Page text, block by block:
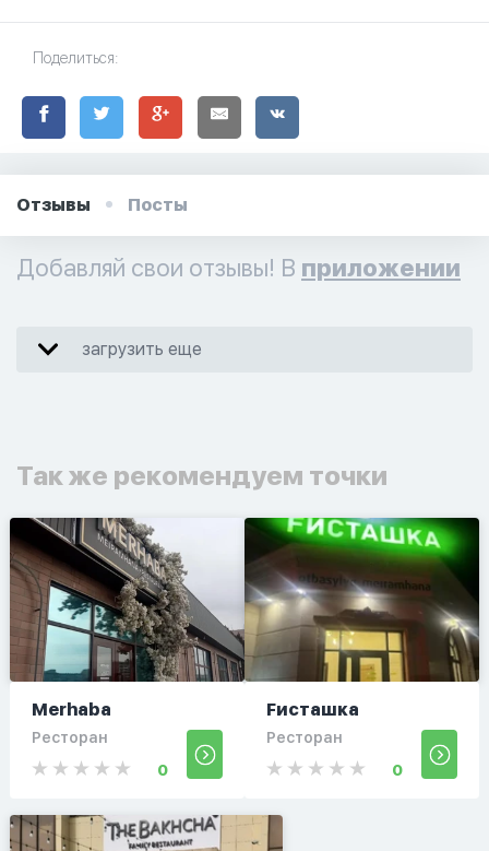
Поделиться:
Отзывы Посты
Добавляй свои отзывы! В приложении
загрузить еще
Так же рекомендуем точки
Merhaba
Ресторан
0
Fисташка
Ресторан
0